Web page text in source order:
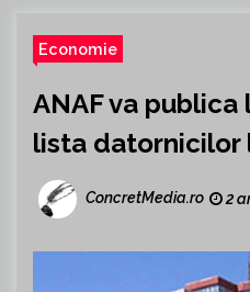
Economie
ANAF va
lista datornicilor
ConcretMedia.ro 2